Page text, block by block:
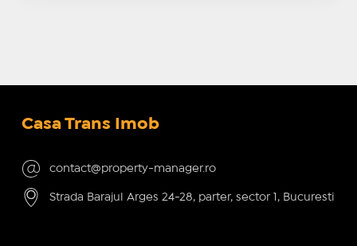
Casa Trans Imob
contact@property-manager.ro
Strada Barajul Arges 24-28, parter, sector 1, Bucuresti